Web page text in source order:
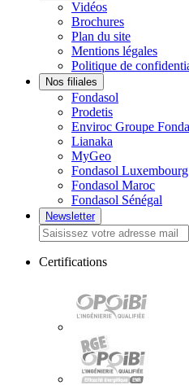
Vidéos
Brochures
Plan du site
Mentions légales
Politique de
Nos filiales
Fondasol
Prodetis
Enviroc Groupe
Lianaka
MyGeo
Fondasol Luxembourg
Fondasol Maroc
Fondasol Sénégal
Newsletter
Certifications